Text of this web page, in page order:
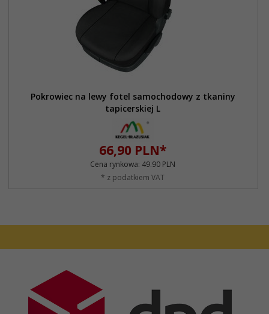
Pokrowiec na lewy fotel samochodowy z tkaniny
tapicerskiej L
66,90 PLN*
Cena rynkowa: 49.90 PLN
* z podatkiem VAT